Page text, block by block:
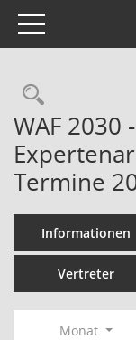
Toggle navigation
WAF 2030 -
Termine
Informationen
Vertreter
Monat